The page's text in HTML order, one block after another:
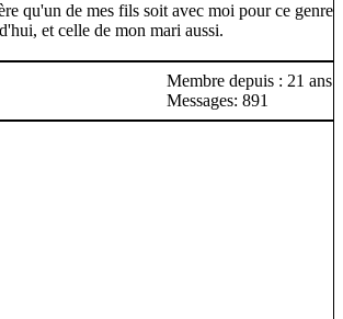
qu'un de mes fils soit avec moi pour ce genre
et celle de mon mari aussi.
Membre depuis : 21 ans
Messages: 891